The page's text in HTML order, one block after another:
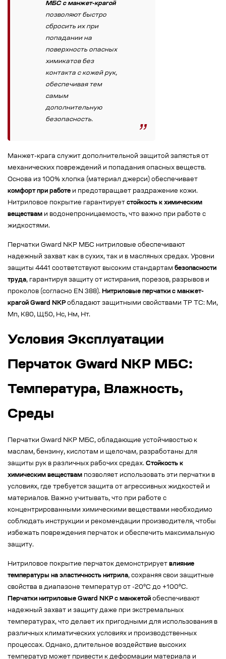
МБС с манжет-крагой
позволяют быстро
сбросить их при
попадании на
поверхность опасных
химикатов без
контакта с кожей рук,
обеспечивая тем
самым
дополнительную
безопасность.
Манжет-крага служит дополнительной защитой запястья от
механических повреждений и попадания опасных веществ.
Основа из 100% хлопка (материал джерси) обеспечивает
комфорт при работе и предотвращает раздражение кожи.
Нитриловое покрытие гарантирует стойкость к химическим
веществам и водонепроницаемость, что важно при работе с
жидкостями.
Перчатки Gward NKP МБС нитриловые обеспечивают
надежный захват как в сухих, так и в масляных средах. Уровни
защиты 4441 соответствуют высоким стандартам безопасности
труда, гарантируя защиту от истирания, порезов, разрывов и
проколов (согласно EN 388). Нитриловые перчатки с манжет-
крагой Gward NKP обладают защитными свойствами ТР ТС: Ми,
Мп, К80, Щ50, Нс, Нм, Нт.
Условия Эксплуатации
Перчаток Gward NKP МБС:
Температура, Влажность,
Среды
Перчатки Gward NKP МБС, обладающие устойчивостью к
маслам, бензину, кислотам и щелочам, разработаны для
защиты рук в различных рабочих средах. Стойкость к
химическим веществам позволяет использовать эти перчатки в
условиях, где требуется защита от агрессивных жидкостей и
материалов. Важно учитывать, что при работе с
концентрированными химическими веществами необходимо
соблюдать инструкции и рекомендации производителя, чтобы
избежать повреждения перчаток и обеспечить максимальную
защиту.
Нитриловое покрытие перчаток демонстрирует влияние
температуры на эластичность нитрила, сохраняя свои защитные
свойства в диапазоне температур от -20°C до +100°C.
Перчатки нитриловые Gward NKP с манжетой обеспечивают
надежный захват и защиту даже при экстремальных
температурах, что делает их пригодными для использования в
различных климатических условиях и производственных
процессах. Однако, длительное воздействие высоких
температур может привести к деформации материала и